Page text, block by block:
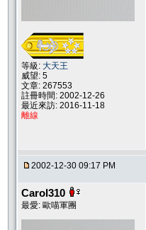
等級: 大天王
威望: 5
文章: 267553
註冊時間: 2002-12-26
最近來訪: 2016-11-18
離線
2002-12-30 09:17 PM
Carol310
最愛: 歐喵軍團